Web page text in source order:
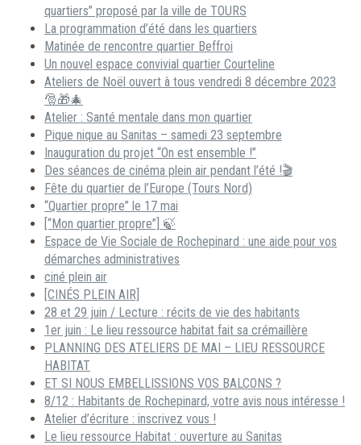
quartiers” proposé par la ville de TOURS
La programmation d’été dans les quartiers
Matinée de rencontre quartier Beffroi
Un nouvel espace convivial quartier Courteline
Ateliers de Noël ouvert à tous vendredi 8 décembre 2023
🎅🎁🎄
Atelier : Santé mentale dans mon quartier
Pique nique au Sanitas – samedi 23 septembre
Inauguration du projet “On est ensemble !”
Des séances de cinéma plein air pendant l’été !🎬
Fête du quartier de l’Europe (Tours Nord)
“Quartier propre” le 17 mai
[“Mon quartier propre”] 🍃
Espace de Vie Sociale de Rochepinard : une aide pour vos
démarches administratives
ciné plein air
[CINÉS PLEIN AIR]
28 et 29 juin / Lecture : récits de vie des habitants
1er juin : Le lieu ressource habitat fait sa crémaillère
PLANNING DES ATELIERS DE MAI – LIEU RESSOURCE
HABITAT
ET SI NOUS EMBELLISSIONS VOS BALCONS ?
8/12 : Habitants de Rochepinard, votre avis nous intéresse !
Atelier d’écriture : inscrivez vous !
Le lieu ressource Habitat : ouverture au Sanitas